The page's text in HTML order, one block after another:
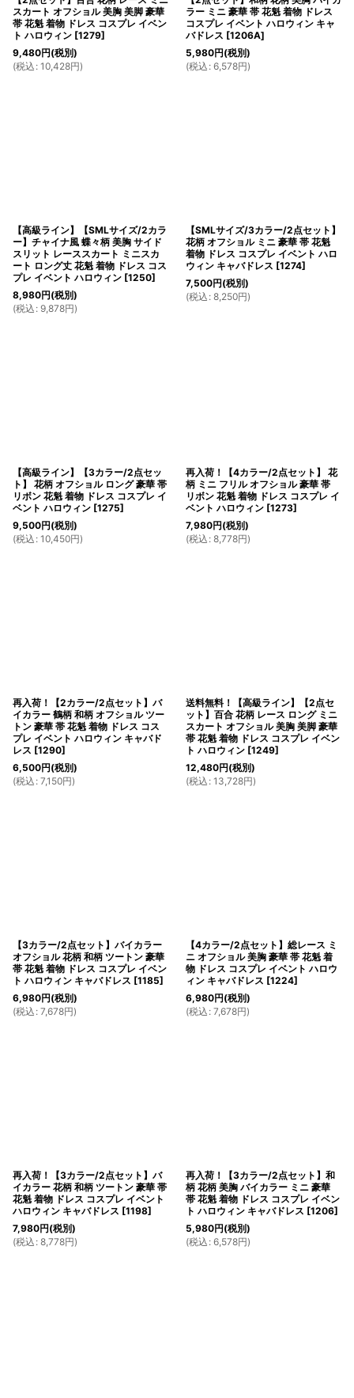
スカート オフショル 美胸 美脚 豪華
帯 花魁 着物 ドレス コスプレ イベン
ト ハロウィン [1279]
9,480円(税別)
(税込 : 10,428円)
ラー ミニ 豪華 帯 花魁 着物 ドレス
コスプレ イベント ハロウィン キャ
バドレス [1206A]
5,980円(税別)
(税込 : 6,578円)
【高級ライン】【SMLサイズ/2カラ
ー】チャイナ風 蝶々柄 美胸 サイド
スリット レーススカート ミニスカ
ート ロング丈 花魁 着物 ドレス コス
プレ イベント ハロウィン [1250]
8,980円(税別)
(税込 : 9,878円)
【SMLサイズ/3カラー/2点セット】
花柄 オフショル ミニ 豪華 帯 花魁
着物 ドレス コスプレ イベント ハロ
ウィン キャバドレス [1274]
7,500円(税別)
(税込 : 8,250円)
【高級ライン】【3カラー/2点セッ
ト】 花柄 オフショル ロング 豪華 帯
リボン 花魁 着物 ドレス コスプレ イ
ベント ハロウィン [1275]
9,500円(税別)
(税込 : 10,450円)
再入荷！【4カラー/2点セット】 花
柄 ミニ フリル オフショル 豪華 帯
リボン 花魁 着物 ドレス コスプレ イ
ベント ハロウィン [1273]
7,980円(税別)
(税込 : 8,778円)
再入荷！【2カラー/2点セット】バ
イカラー 鶴柄 和柄 オフショル ツー
トン 豪華 帯 花魁 着物 ドレス コス
プレ イベント ハロウィン キャバド
レス [1290]
6,500円(税別)
(税込 : 7,150円)
送料無料！【高級ライン】【2点セ
ット】百合 花柄 レース ロング ミニ
スカート オフショル 美胸 美脚 豪華
帯 花魁 着物 ドレス コスプレ イベン
ト ハロウィン [1249]
12,480円(税別)
(税込 : 13,728円)
【3カラー/2点セット】バイカラー
オフショル 花柄 和柄 ツートン 豪華
帯 花魁 着物 ドレス コスプレ イベン
ト ハロウィン キャバドレス [1185]
6,980円(税別)
(税込 : 7,678円)
【4カラー/2点セット】総レース ミ
ニ オフショル 美胸 豪華 帯 花魁 着
物 ドレス コスプレ イベント ハロウ
ィン キャバドレス [1224]
6,980円(税別)
(税込 : 7,678円)
再入荷！【3カラー/2点セット】バ
イカラー 花柄 和柄 ツートン 豪華 帯
花魁 着物 ドレス コスプレ イベント
ハロウィン キャバドレス [1198]
7,980円(税別)
(税込 : 8,778円)
再入荷！【3カラー/2点セット】和
柄 花柄 美胸 バイカラー ミニ 豪華
帯 花魁 着物 ドレス コスプレ イベン
ト ハロウィン キャバドレス [1206]
5,980円(税別)
(税込 : 6,578円)